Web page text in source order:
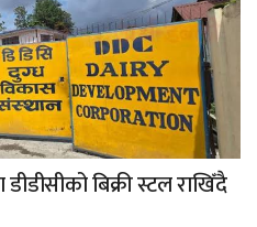
बिक्री स्टल राखिँदै